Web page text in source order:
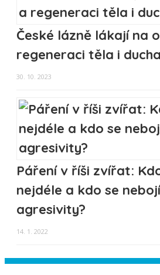
České lázně lákají na
regeneraci těla i ducha
30. 10. 2023
Páření v říši zvířat:
nejdéle a kdo se
agresivity?
14. 1. 2022